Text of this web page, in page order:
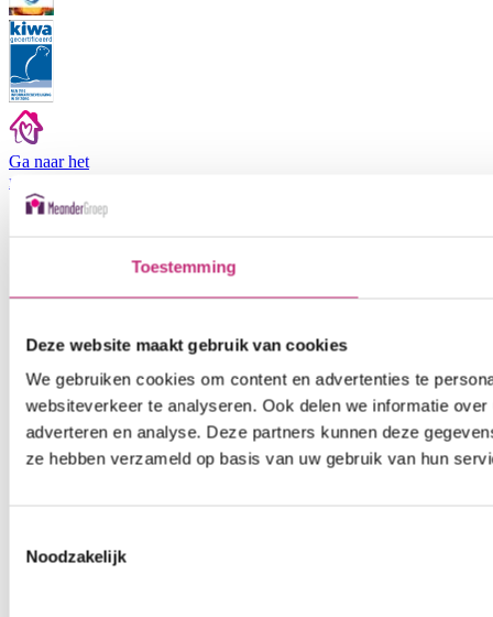
Toestemming
Deze website maakt gebruik van cookies
We gebruiken cookies om content en advertenties te
websiteverkeer te analyseren. Ook delen we informatie
adverteren en analyse. Deze partners kunnen deze
ze hebben verzameld op basis van uw gebruik van hun
Noodzakelijk
Ga naar het
medewerkers